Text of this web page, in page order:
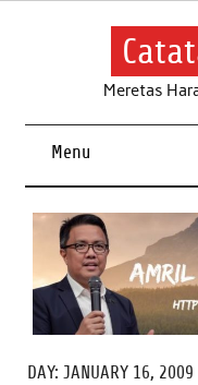
Skip
Meretas
Menu
DAY: JANUARY 16, 2009